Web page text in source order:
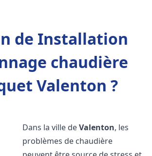
de Installation
chaudière
Valenton ?
Dans la ville deValenton, les
problèmes de chaudière